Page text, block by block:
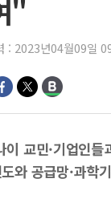
"
: 2023년04월09일
이 교민·기업인들
와 공급망·과학